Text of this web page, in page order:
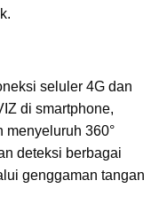
seluler 4G dan
di smartphone,
menyeluruh 360°
deteksi berbagai
genggaman tangan